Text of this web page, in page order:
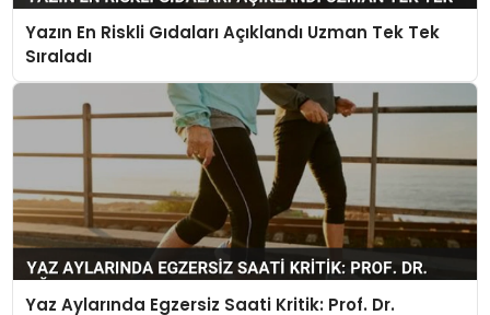
Yazın En Riskli Gıdaları Açıklandı Uzman Tek Tek
Sıraladı
Yaz Aylarında Egzersiz Saati Kritik: Prof. Dr.